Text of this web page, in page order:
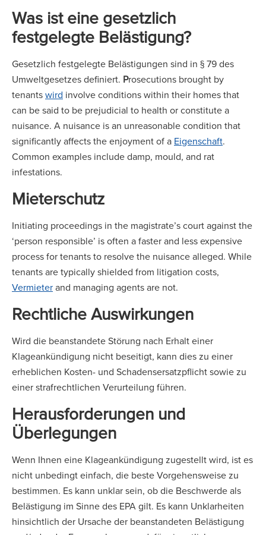
Was ist eine gesetzlich
festgelegte Belästigung?
Gesetzlich festgelegte Belästigungen sind in § 79 des
Umweltgesetzes definiert. Prosecutions brought by
tenantswird involve conditions within their homes that
can be said to be prejudicial to health or constitute a
nuisance. A nuisance is an unreasonable condition that
significantly affects the enjoyment of a Eigenschaft.
Common examples include damp, mould, and rat
infestations.
Mieterschutz
Initiating proceedings in the magistrate’s court against the
‘person responsible’ is often a faster and less expensive
process for tenants to resolve the nuisance alleged. While
tenants are typically shielded from litigation costs,
Vermieterand managing agents are not.
Rechtliche Auswirkungen
Wird die beanstandete Störung nach Erhalt einer
Klageankündigung nicht beseitigt, kann dies zu einer
erheblichen Kosten- und Schadensersatzpflicht sowie zu
einer strafrechtlichen Verurteilung führen.
Herausforderungen und
Überlegungen
Wenn Ihnen eine Klageankündigung zugestellt wird, ist es
nicht unbedingt einfach, die beste Vorgehensweise zu
bestimmen. Es kann unklar sein, ob die Beschwerde als
Belästigung im Sinne des EPA gilt. Es kann Unklarheiten
hinsichtlich der Ursache der beanstandeten Belästigung